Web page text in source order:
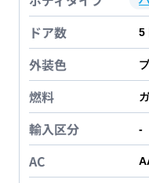
ドア数 5
外装色
燃料
輸入区分 -
AC